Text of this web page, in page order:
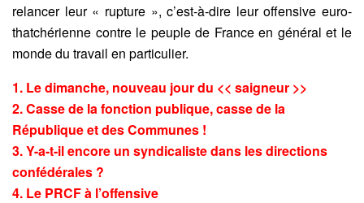
relancer leur « rupture », c’est-à-dire leur offensive euro-
thatchérienne contre le peuple de France en général et le
monde du travail en particulier.
1. Le dimanche, nouveau jour du << saigneur >>
2. Casse de la fonction publique, casse de la
République et des Communes !
3. Y-a-t-il encore un syndicaliste dans les directions
confédérales ?
4. Le PRCF à l’offensive